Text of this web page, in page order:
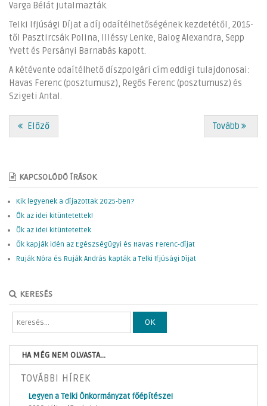
Varga Bélát jutalmazták.
Telki Ifjúsági Díjat a díj odaítélhetőségének kezdetétől, 2015-
től Pasztircsák Polina, Illéssy Lenke, Balog Alexandra, Sepp
Yvett és Persányi Barnabás kapott.
A kétévente odaítélhető díszpolgári cím eddigi tulajdonosai:
Havas Ferenc (posztumusz), Regős Ferenc (posztumusz) és
Szigeti Antal.
Előző Tovább
KAPCSOLÓDÓ ÍRÁSOK
Kik legyenek a díjazottak 2025-ben?
Ők az idei kitüntetettek!
Ők az idei kitüntetettek
Ők kapják idén az Egészségügyi és Havas Ferenc-díjat
Ruják Nóra és Ruják András kapták a Telki Ifjúsági Díjat
KERESÉS
OK
HA MÉG NEM OLVASTA...
TOVÁBBI HÍREK
Legyen a Telki Önkormányzat főépítésze!